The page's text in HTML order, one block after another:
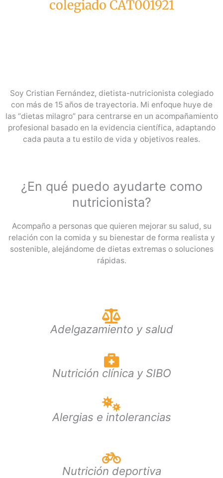
colegiado CAT001921
Soy Cristian Fernández, dietista-nutricionista colegiado
con más de 15 años de trayectoria. Mi enfoque huye de
las “dietas milagro” para centrarse en un acompañamiento
profesional basado en la evidencia científica, adaptando
cada pauta a tu estilo de vida y objetivos reales.
¿En qué puedo ayudarte como
nutricionista?
Acompaño a personas que quieren mejorar su salud, su
relación con la comida y su bienestar de forma realista y
sostenible, alejándome de dietas extremas o soluciones
rápidas.
Adelgazamiento y salud
Nutrición clínica y SIBO
Alergias e intolerancias
Nutrición deportiva